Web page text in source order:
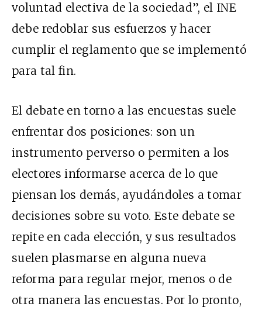
voluntad electiva de la sociedad”, el INE
debe redoblar sus esfuerzos y hacer
cumplir el reglamento que se implementó
para tal fin.
El debate en torno a las encuestas suele
enfrentar dos posiciones: son un
instrumento perverso o permiten a los
electores informarse acerca de lo que
piensan los demás, ayudándoles a tomar
decisiones sobre su voto. Este debate se
repite en cada elección, y sus resultados
suelen plasmarse en alguna nueva
reforma para regular mejor, menos o de
otra manera las encuestas. Por lo pronto,